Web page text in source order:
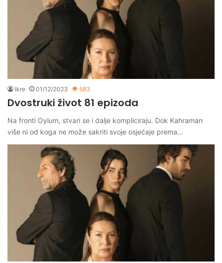
Ikre 01/12/2023 583
Dvostruki život 81 epizoda
Na fronti Oylum, stvari se i dalje kompliciraju. Dok Kahraman
više ni od koga ne može sakriti svoje osjećaje prema…